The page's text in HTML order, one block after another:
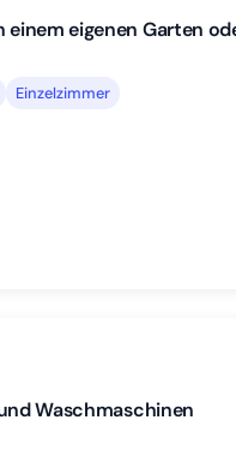
einem eigenen Garten
Einzelzimmer
Waschmaschinen